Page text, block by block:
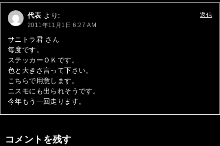
代表 より:
2011年11月1日 6:27 AM
サニトラ君 さん
毎度です。
ステッカーＯＫです。
色と大きさ言って下さい。
こちらで用意します。
ニスモにも出られそうです。
今年もう一回走ります。
返信
コメントを残す